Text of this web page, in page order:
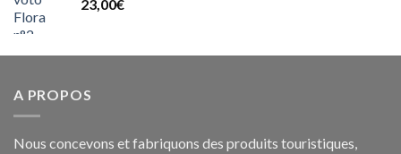
23,00€
A PROPOS
Nous concevons et fabriquons des produits touristiques,